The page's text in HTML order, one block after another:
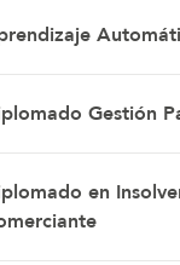
Gestión
en